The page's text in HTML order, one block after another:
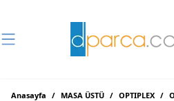
Anasayfa / MASA ÜSTÜ / OPTIPLEX /